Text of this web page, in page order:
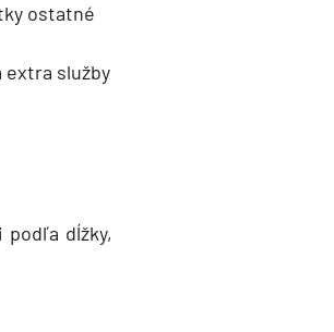
ostatné
extra služby
dĺžky,